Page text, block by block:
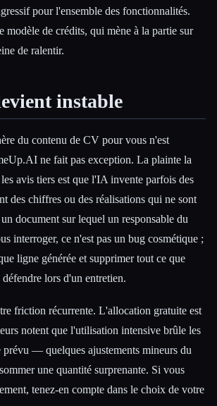
pour l'ensemble des fonctionnalités.
modèle de crédits, qui mène à la partie sur
de ralentir.
instable
du contenu de CV pour vous n'est
ne fait pas exception. La plainte la
avis tiers est que l'IA invente parfois des
des chiffres ou des réalisations qui ne sont
document sur lequel un responsable du
interroger, ce n'est pas un bug cosmétique ;
ligne générée et supprimer tout ce que
lors d'un entretien.
friction récurrente. L'allocation gratuite est
notent que l'utilisation intensive brûle les
prévu — quelques ajustements mineurs du
une quantité surprenante. Si vous
tenez-en compte dans le choix de votre